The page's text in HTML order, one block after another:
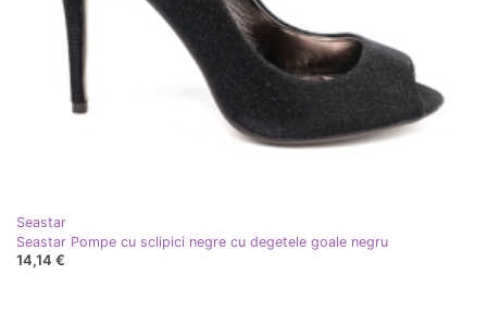
Seastar
Seastar Pompe cu sclipici negre cu degetele goale negru
14,14 €